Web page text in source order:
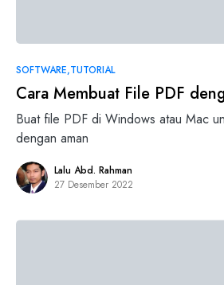
SOFTWARE TUTORIAL
Cara Membuat File PDF
Buat file PDF di Windows atau Mac
dengan aman
Lalu Abd. Rahman
27 Desember 2022